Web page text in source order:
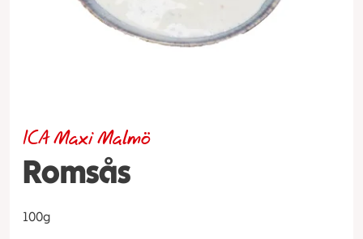
Romsås
ICA Maxi Malmö
100g